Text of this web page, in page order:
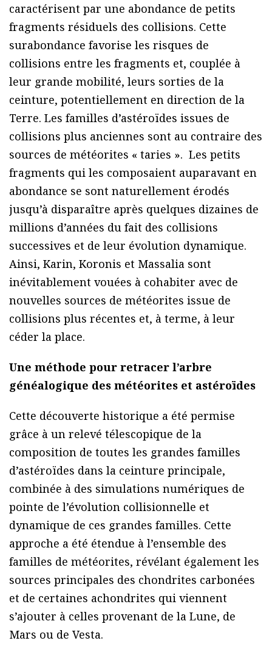
caractérisent par une abondance de petits
fragments résiduels des collisions. Cette
surabondance favorise les risques de
collisions entre les fragments et, couplée à
leur grande mobilité, leurs sorties de la
ceinture, potentiellement en direction de la
Terre. Les familles d’astéroïdes issues de
collisions plus anciennes sont au contraire des
sources de météorites « taries ». Les petits
fragments qui les composaient auparavant en
abondance se sont naturellement érodés
jusqu’à disparaître après quelques dizaines de
millions d’années du fait des collisions
successives et de leur évolution dynamique.
Ainsi, Karin, Koronis et Massalia sont
inévitablement vouées à cohabiter avec de
nouvelles sources de météorites issue de
collisions plus récentes et, à terme, à leur
céder la place.
Une méthode pour retracer l’arbre
généalogique des météorites et astéroïdes
Cette découverte historique a été permise
grâce à un relevé télescopique de la
composition de toutes les grandes familles
d’astéroïdes dans la ceinture principale,
combinée à des simulations numériques de
pointe de l’évolution collisionnelle et
dynamique de ces grandes familles. Cette
approche a été étendue à l’ensemble des
familles de météorites, révélant également les
sources principales des chondrites carbonées
et de certaines achondrites qui viennent
s’ajouter à celles provenant de la Lune, de
Mars ou de Vesta.